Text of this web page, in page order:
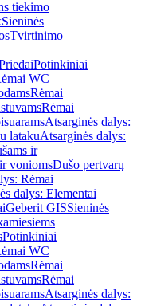
tiekimo
Sieninės
Tvirtinimo
Potinkiniai
WC
Rėmai
Rėmai
Atsarginės dalys:
latakuAtsarginės dalys:
ir
voniomsDušo pertvarų
Rėmai
dalys: Elementai
Geberit GISSieninės
Potinkiniai
WC
Rėmai
Rėmai
Atsarginės dalys: